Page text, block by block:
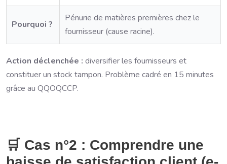
Pourquoi ?
Pénurie de matières premières chez le
fournisseur (cause racine).
Action déclenchée : diversifier les fournisseurs et
constituer un stock tampon. Problème cadré en 15 minutes
grâce au QQOQCCP.
🛒 Cas n°2 : Comprendre une